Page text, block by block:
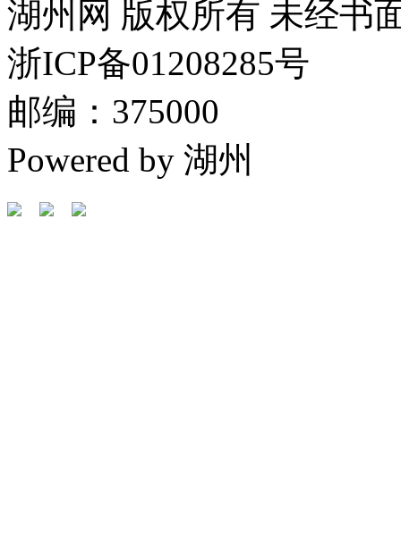
湖州网 版权所有 未经书
浙ICP备01208285号
邮编：375000
Powered by 湖州